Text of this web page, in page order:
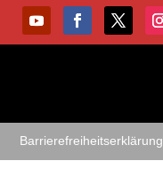
Barrierefreiheitserklärung